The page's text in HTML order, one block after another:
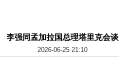
李强同孟加拉国总理塔里克会谈
2026-06-25 21:10